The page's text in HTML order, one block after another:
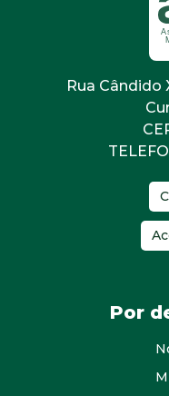
Rua Cândido
Por